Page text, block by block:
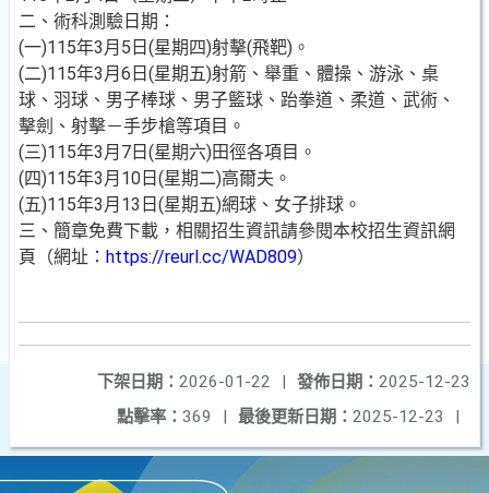
二、術科測驗日期：
(一)115年3月5日(星期四)射擊(飛靶)。
(二)115年3月6日(星期五)射箭、舉重、體操、游泳、桌
球、羽球、男子棒球、男子籃球、跆拳道、柔道、武術、
擊劍、射擊－手步槍等項目。
(三)115年3月7日(星期六)田徑各項目。
(四)115年3月10日(星期二)高爾夫。
(五)115年3月13日(星期五)網球、女子排球。
三、簡章免費下載，相關招生資訊請參閱本校招生資訊網
頁（網址： https://reurl.cc/WAD809）
發佈日期： 2025-12-23
下架日期： 2026-01-22
|
最後更新日期： 2025-12-23 |
點擊率： 369 |